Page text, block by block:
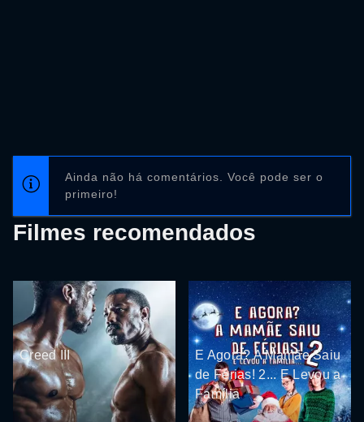
Ainda não há comentários. Você pode ser o
primeiro!
Filmes recomendados
Creed III
E Agora? A Mamãe Saiu
de Férias! 2... E Levou a
Família